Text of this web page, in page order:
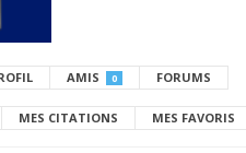
AMIS 0 FORUMS
MES CITATIONS MES FAVORIS